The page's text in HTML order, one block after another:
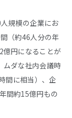
規模の企業にお
（約46人分の年
億円になることが
ムダな社内会議時
間に相当）、企
間約15億円もの